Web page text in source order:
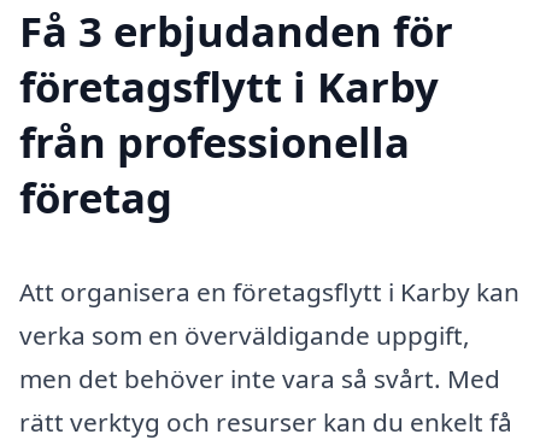
Få 3 erbjudanden för
företagsflytt i Karby
från professionella
företag
Att organisera en företagsflytt i Karby kan
verka som en överväldigande uppgift,
men det behöver inte vara så svårt. Med
rätt verktyg och resurser kan du enkelt få